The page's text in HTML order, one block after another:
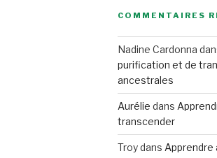
COMMENTAIRES
Nadine Cardonna
purification et de
ancestrales
Aurélie dans
transcender
Troydans Apprendre